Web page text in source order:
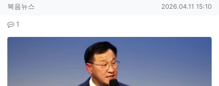
작성자 정보
복음뉴스 작성일
2026.04.11 15:10
컨텐츠 정보
1
본문